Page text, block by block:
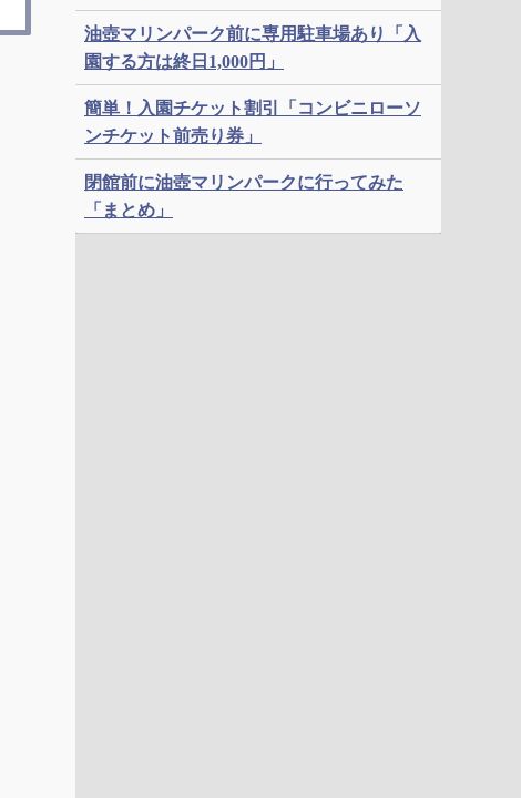
油壺マリンパーク前に専用駐車場あり「入
園する方は終日1,000円」
簡単！入園チケット割引「コンビニローソ
ンチケット前売り券」
閉館前に油壺マリンパークに行ってみた
「まとめ」